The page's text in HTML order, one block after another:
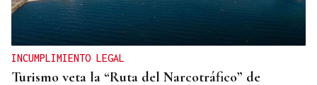
INCUMPLIMIENTO LEGAL
Turismo veta la “Ruta del Narcotráfico” de